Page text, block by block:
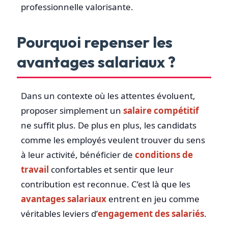
professionnelle valorisante.
Pourquoi repenser les
avantages salariaux ?
Dans un contexte où les attentes évoluent,
proposer simplement un salaire compétitif
ne suffit plus. De plus en plus, les candidats
comme les employés veulent trouver du sens
à leur activité, bénéficier de conditions de
travail confortables et sentir que leur
contribution est reconnue. C’est là que les
avantages salariaux entrent en jeu comme
véritables leviers d’engagement des salariés.